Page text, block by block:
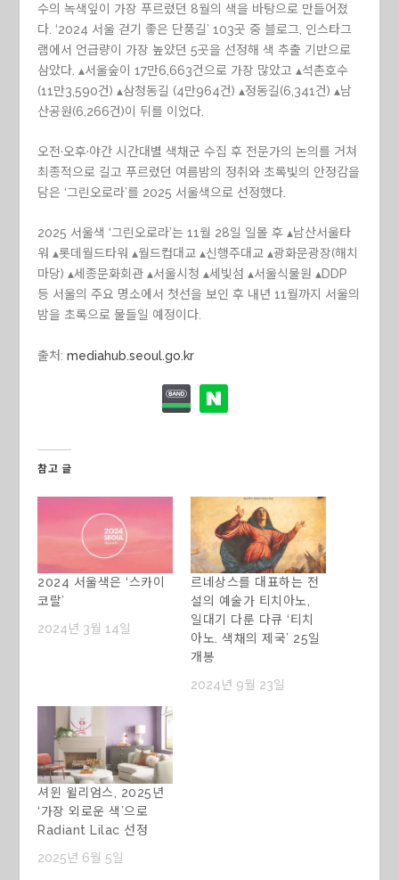
수의 녹색잎이 가장 푸르렀던 8월의 색을 바탕으로 만들어졌
다. ‘2024 서울 걷기 좋은 단풍길’ 103곳 중 블로그, 인스타그
램에서 언급량이 가장 높았던 5곳을 선정해 색 추출 기반으로
삼았다. ▴서울숲이 17만6,663건으로 가장 많았고 ▴석촌호수
(11만3,590건) ▴삼청동길 (4만964건) ▴정동길(6,341건) ▴남
산공원(6,266건)이 뒤를 이었다.
오전·오후·야간 시간대별 색채군 수집 후 전문가의 논의를 거쳐
최종적으로 길고 푸르렀던 여름밤의 정취와 초록빛의 안정감을
담은 ‘그린오로라’를 2025 서울색으로 선정했다.
2025 서울색 ‘그린오로라’는 11월 28일 일몰 후 ▴남산서울타
워 ▴롯데월드타워 ▴월드컵대교 ▴신행주대교 ▴광화문광장(해치
마당) ▴세종문화회관 ▴서울시청 ▴세빛섬 ▴서울식물원 ▴DDP
등 서울의 주요 명소에서 첫선을 보인 후 내년 11월까지 서울의
밤을 초록으로 물들일 예정이다.
출처:mediahub.seoul.go.kr
참고 글
2024 서울색은 ‘스카이
코랄’
2024년 3월 14일
르네상스를 대표하는 전
설의 예술가 티치아노,
일대기 다룬 다큐 ‘티치
아노. 색채의 제국’ 25일
개봉
2024년 9월 23일
셔윈 윌리엄스, 2025년
‘가장 외로운 색’으로
Radiant Lilac 선정
2025년 6월 5일